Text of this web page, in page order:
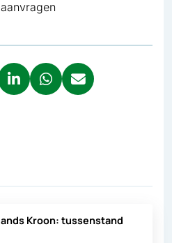
Kroon: tussenstand